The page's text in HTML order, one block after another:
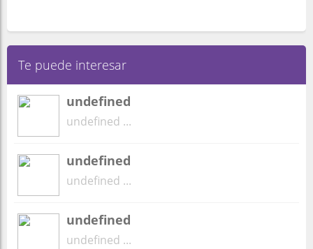
Te puede interesar
undefined
undefined ...
undefined
undefined ...
undefined
undefined ...